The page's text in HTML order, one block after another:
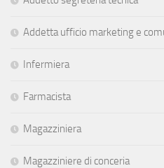
Addetta ufficio marketing e
Infermiera
Farmacista
Magazziniera
Magazziniere di conceria